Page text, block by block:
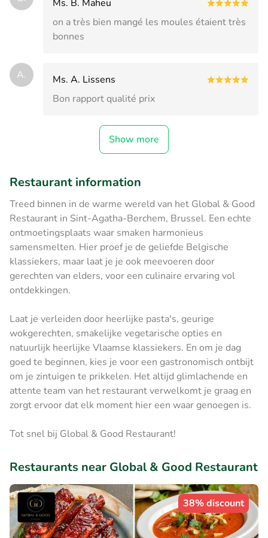
Ms. B. Maheu
on a très bien mangé les moules étaient très
bonnes
A.
Ms. A. Lissens
Bon rapport qualité prix
Show more
Restaurant information
Treed binnen in de warme wereld van het Global & Good
Restaurant in Sint-Agatha-Berchem, Brussel. Een echte
ontmoetingsplaats waar smaken harmonieus
samensmelten. Hier proef je de geliefde Belgische
klassiekers, maar laat je je ook meevoeren door
gerechten van elders, voor een culinaire ervaring vol
ontdekkingen.
Laat je verleiden door heerlijke pasta's, geurige
wokgerechten, smakelijke vegetarische opties en
natuurlijk heerlijke Vlaamse klassiekers. En om je dag
goed te beginnen, kies je voor een gastronomisch ontbijt
om je zintuigen te prikkelen. Het altijd glimlachende en
attente team van het restaurant verwelkomt je graag en
zorgt ervoor dat elk moment hier een waar genoegen is.
Tot snel bij Global & Good Restaurant!
Restaurants near Global & Good Restaurant
38% discount